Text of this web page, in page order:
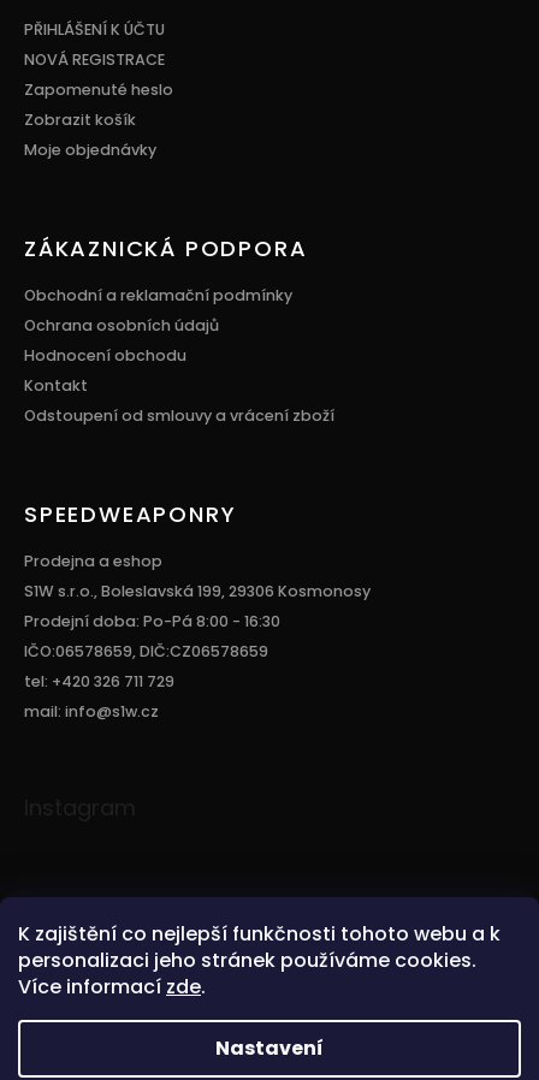
K zajištění co nejlepší funkčnosti tohoto webu a k
personalizaci jeho stránek používáme cookies.
Více informací zde.
Nastavení
PŘIHLÁŠENÍ K ÚČTU
NOVÁ REGISTRACE
Zapomenuté heslo
Zobrazit košík
Moje objednávky
ZÁKAZNICKÁ PODPORA
Obchodní a reklamační podmínky
Ochrana osobních údajů
Hodnocení obchodu
Kontakt
Odstoupení od smlouvy a vrácení zboží
SPEEDWEAPONRY
Prodejna a eshop
S1W s.r.o., Boleslavská 199, 29306 Kosmonosy
Prodejní doba: Po-Pá 8:00 - 16:30
IČO:06578659, DIČ:CZ06578659
tel: +420 326 711 729
mail: info@s1w.cz
S1W.CZ. Všechna práva vyhrazena.